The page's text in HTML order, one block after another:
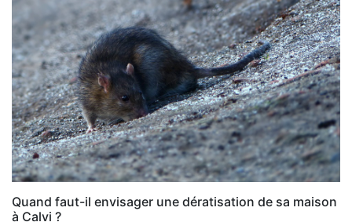
Quand faut-il envisager une dératisation de sa maison
à Calvi ?